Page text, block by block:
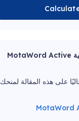
ترجمت هذه المقالة خاصية MotaWord Active
على هذه المقالة لمنحك
MotaWord